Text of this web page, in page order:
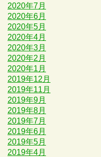
2020年7月
2020年6月
2020年5月
2020年4月
2020年3月
2020年2月
2020年1月
2019年12月
2019年11月
2019年9月
2019年8月
2019年7月
2019年6月
2019年5月
2019年4月